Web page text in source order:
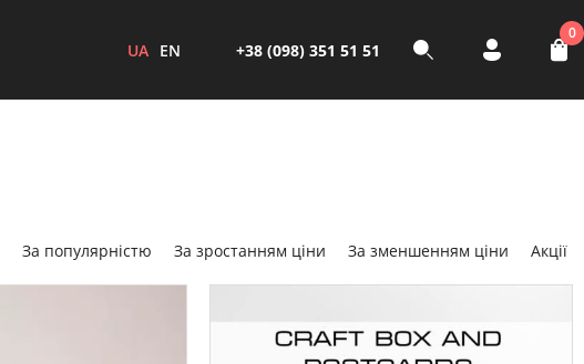
UA EN +38 (098) 351 51 51
0
За популярністю За зростанням ціни За зменшенням ціни Акції